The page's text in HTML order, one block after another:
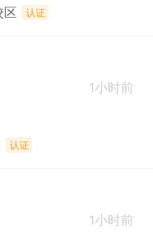
区 认证
1小时前
认证
1小时前